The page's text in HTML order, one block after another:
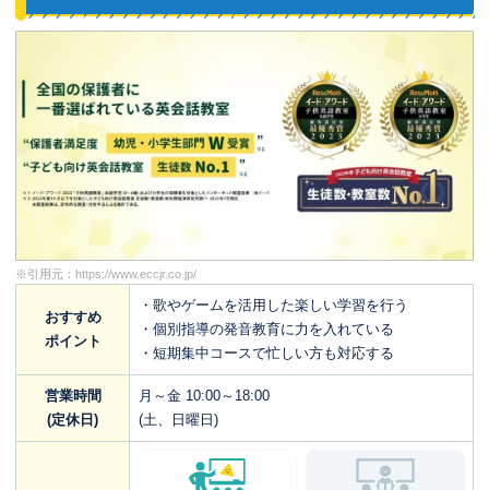
※引用元： https://www.eccjr.co.jp/
おすすめ
ポイント
・歌やゲームを活用した楽しい学習を行う
・個別指導の発音教育に力を入れている
・短期集中コースで忙しい方も対応する
営業時間
(定休日)
月～金 10:00～18:00
(土、日曜日)